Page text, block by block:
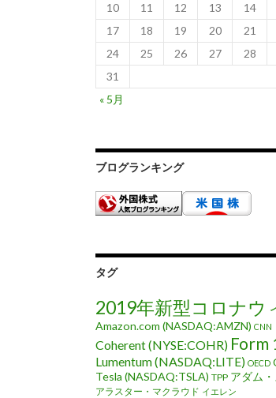
10
11 12 13 14
17
18 19 20 21
24
25 26 27 28
31
« 5月
ブログランキング
タグ
2019年新型コロナウ
Amazon.com (NASDAQ:AMZN) CNN
Coherent (NYSE:COHR) Form
Lumentum (NASDAQ:LITE) OECD
Tesla (NASDAQ:TSLA) TPP アダム
アラスター・マクラウド イエレン